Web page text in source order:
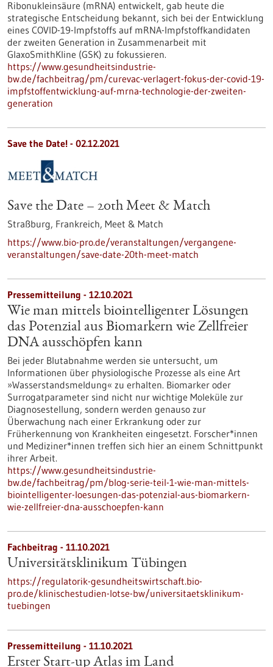
Ribonukleinsäure (mRNA) entwickelt, gab heute die
strategische Entscheidung bekannt, sich bei der Entwicklung
eines COVID-19-Impfstoffs auf mRNA-Impfstoffkandidaten
der zweiten Generation in Zusammenarbeit mit
GlaxoSmithKline (GSK) zu fokussieren.
https://www.gesundheitsindustrie-
bw.de/fachbeitrag/pm/curevac-verlagert-fokus-der-covid-19-
impfstoffentwicklung-auf-mrna-technologie-der-zweiten-
generation
Save the Date! - 02.12.2021
Save the Date – 20th Meet & Match
Straßburg, Frankreich, Meet & Match
https://www.bio-pro.de/veranstaltungen/vergangene-
veranstaltungen/save-date-20th-meet-match
Pressemitteilung - 12.10.2021
Wie man mittels biointelligenter Lösungen
das Potenzial aus Biomarkern wie Zellfreier
DNA ausschöpfen kann
Bei jeder Blutabnahme werden sie untersucht, um
Informationen über physiologische Prozesse als eine Art
»Wasserstandsmeldung« zu erhalten. Biomarker oder
Surrogatparameter sind nicht nur wichtige Moleküle zur
Diagnosestellung, sondern werden genauso zur
Überwachung nach einer Erkrankung oder zur
Früherkennung von Krankheiten eingesetzt. Forscher*innen
und Mediziner*innen treffen sich hier an einem Schnittpunkt
ihrer Arbeit.
https://www.gesundheitsindustrie-
bw.de/fachbeitrag/pm/blog-serie-teil-1-wie-man-mittels-
biointelligenter-loesungen-das-potenzial-aus-biomarkern-
wie-zellfreier-dna-ausschoepfen-kann
Fachbeitrag - 11.10.2021
Universitätsklinikum Tübingen
https://regulatorik-gesundheitswirtschaft.bio-
pro.de/klinischestudien-lotse-bw/universitaetsklinikum-
tuebingen
Pressemitteilung - 11.10.2021
Erster Start-up Atlas im Land